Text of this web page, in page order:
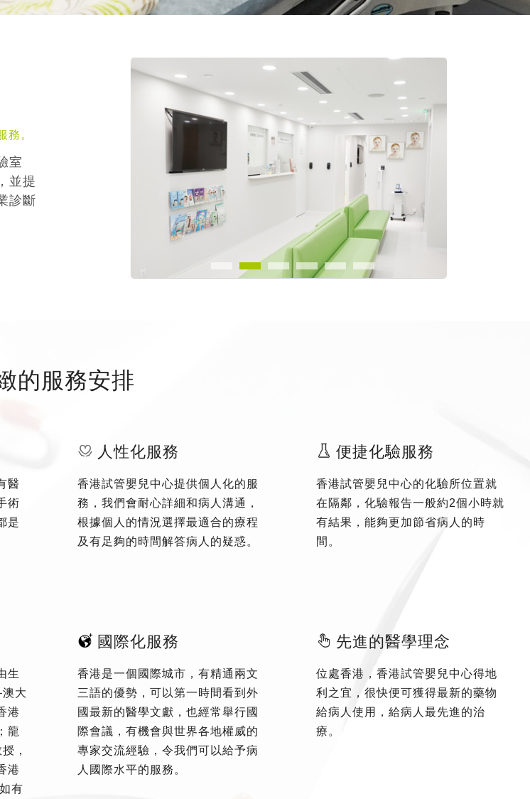
務。
室
並提
診斷
的服務安排
醫
術
是
人性化服務
香港試管嬰兒中心提供個人化的服
務，我們會耐心詳細和病人溝通，
根據個人的情況選擇最適合的療程
及有足夠的時間解答病人的疑惑。
便捷化驗服務
香港試管嬰兒中心的化驗所位置就
在隔鄰，化驗報告一般約2個小時就
有結果，能夠更加節省病人的時
間。
生
大
港
龍
，
港
有
國際化服務
香港是一個國際城市，有精通兩文
三語的優勢，可以第一時間看到外
國最新的醫學文獻，也經常舉行國
際會議，有機會與世界各地權威的
專家交流經驗，令我們可以給予病
人國際水平的服務。
先進的醫學理念
位處香港，香港試管嬰兒中心得地
利之宜，很快便可獲得最新的藥物
給病人使用，給病人最先進的治
療。